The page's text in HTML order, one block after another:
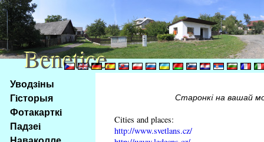
Na
obsah
stránky
Klávesové
zkratky
Уводзiны
Гiсторыя
Фотакарткi
Падзеi
Старонкi на вашай
Cities and places:
http://www.svetlans.cz/
Benetice
Benetice